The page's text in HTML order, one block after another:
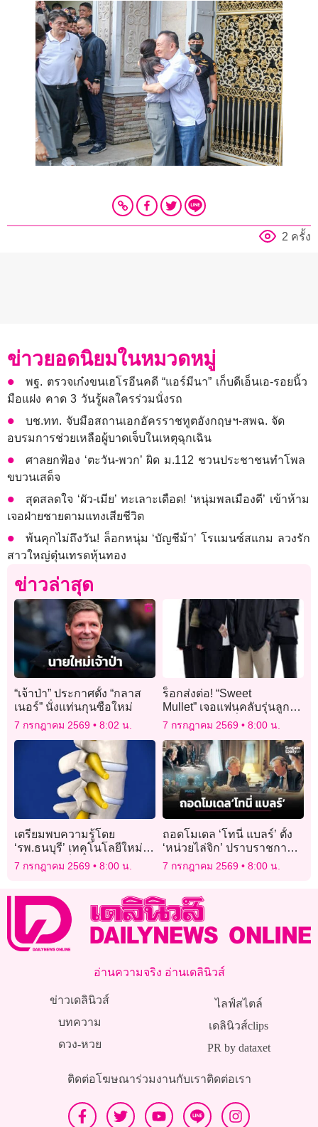
2 ครั้ง
ข่าวยอดนิยมในหมวดหมู่
พฐ. ตรวจเก๋งขนเฮโรอีนคดี “แอร์มีนา” เก็บดีเอ็นเอ-รอยนิ้ว
มือแฝง คาด 3 วันรู้ผลใครร่วมนั่งรถ
บช.ทท. จับมือสถานเอกอัครราชทูตอังกฤษฯ-สพฉ. จัด
อบรมการช่วยเหลือผู้บาดเจ็บในเหตุฉุกเฉิน
ศาลยกฟ้อง ‘ตะวัน-พวก’ ผิด ม.112 ชวนประชาชนทำโพล
ขบวนเสด็จ
สุดสลดใจ ‘ผัว-เมีย’ ทะเลาะเดือด! ‘หนุ่มพลเมืองดี’ เข้าห้าม
เจอฝ่ายชายตามแทงเสียชีวิต
พ้นคุกไม่ถึงวัน! ล็อกหนุ่ม ‘บัญชีม้า’ โรแมนซ์สแกม ลวงรัก
สาวใหญ่ตุ๋นเทรดหุ้นทอง
ข่าวล่าสุด
“เจ้าป่า” ประกาศตั้ง “กลาส
เนอร์” นั่งแท่นกุนซือใหม่
7 กรกฎาคม 2569 8:02 น.
ร็อกส่งต่อ! “Sweet
Mullet” เจอแฟนคลับรุ่นลูก
หอบรูปพ่อแม่เมื่อสิบกว่าปี
ก่อนให้เซ็น
7 กรกฎาคม 2569 8:00 น.
เตรียมพบความรู้โดย
‘รพ.ธนบุรี’ เทคโนโลยีใหม่
ผ่าตัดแผลเล็กจิ๋ว
7 กรกฎาคม 2569 8:00 น.
ถอดโมเดล ‘โทนี่ แบลร์’ ตั้ง
‘หน่วยไล่จิก’ ปราบราชการ
อืด
7 กรกฎาคม 2569 8:00 น.
อ่านความจริง อ่านเดลินิวส์
ข่าวเดลินิวส์
บทความ
ดวง-หวย
ไลฟ์สไตล์
เดลินิวส์clips
PR by dataxet
ติดต่อโฆษณาร่วมงานกับเราติดต่อเรา